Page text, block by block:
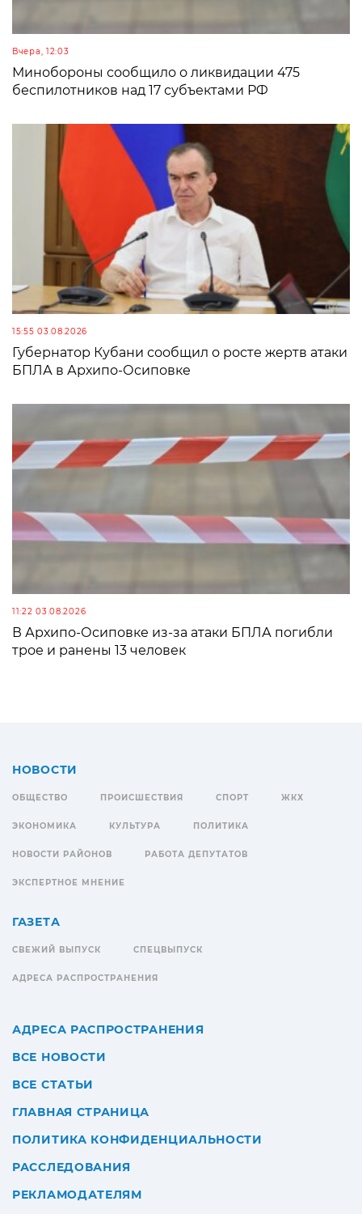
Вчера, 12:03
Минобороны сообщило о ликвидации 475
беспилотников над 17 субъектами РФ
15:55 03.08.2026
Губернатор Кубани сообщил о росте жертв атаки
БПЛА в Архипо-Осиповке
11:22 03.08.2026
В Архипо-Осиповке из-за атаки БПЛА погибли
трое и ранены 13 человек
НОВОСТИ
ОБЩЕСТВО ПРОИСШЕСТВИЯ СПОРТ ЖКХ
ЭКОНОМИКА КУЛЬТУРА ПОЛИТИКА
НОВОСТИ РАЙОНОВ РАБОТА ДЕПУТАТОВ
ЭКСПЕРТНОЕ МНЕНИЕ
ГАЗЕТА
СВЕЖИЙ ВЫПУСК СПЕЦВЫПУСК
АДРЕСА РАСПРОСТРАНЕНИЯ
АДРЕСА РАСПРОСТРАНЕНИЯ
ВСЕ НОВОСТИ
ВСЕ СТАТЬИ
ГЛАВНАЯ СТРАНИЦА
ПОЛИТИКА КОНФИДЕНЦИАЛЬНОСТИ
РАССЛЕДОВАНИЯ
РЕКЛАМОДАТЕЛЯМ